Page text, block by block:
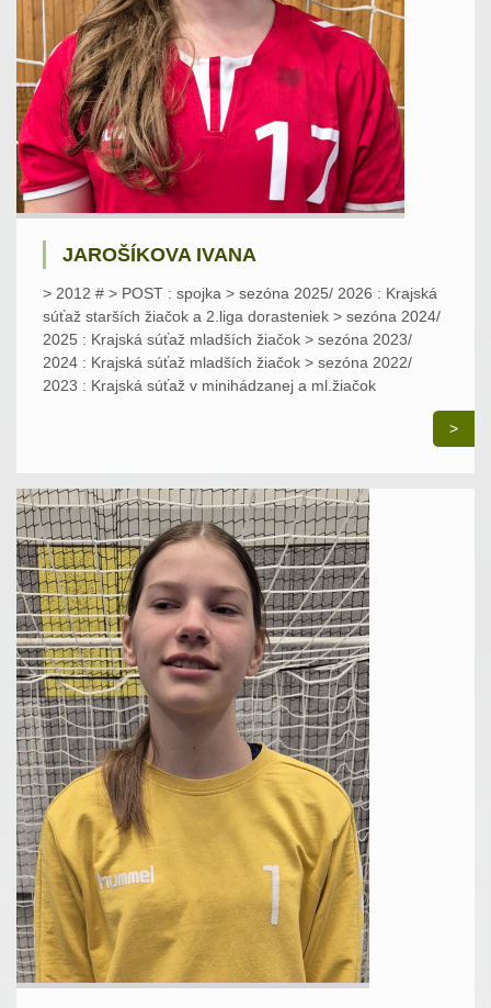
JAROŠÍKOVA IVANA
> 2012 # > POST : spojka > sezóna 2025/ 2026 : Krajská
súťaž starších žiačok a 2.liga dorasteniek > sezóna 2024/
2025 : Krajská súťaž mladších žiačok > sezóna 2023/
2024 : Krajská súťaž mladších žiačok > sezóna 2022/
2023 : Krajská súťaž v minihádzanej a ml.žiačok
>